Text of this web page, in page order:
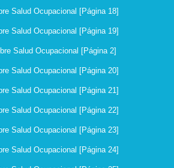
Salud Ocupacional [Página 18]
Salud Ocupacional [Página 19]
Salud Ocupacional [Página 2]
Salud Ocupacional [Página 20]
Salud Ocupacional [Página 21]
Salud Ocupacional [Página 22]
Salud Ocupacional [Página 23]
Salud Ocupacional [Página 24]